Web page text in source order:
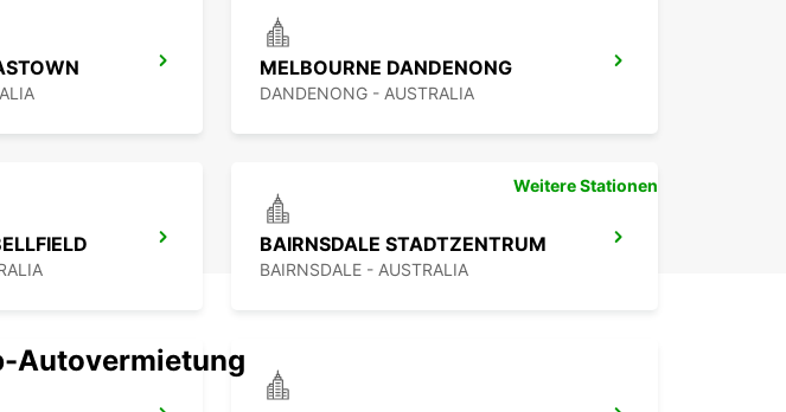
MELBOURNE DANDENONG
DANDENONG - AUSTRALIA
BAIRNSDALE STADTZENTRUM
BAIRNSDALE - AUSTRALIA
Weitere Stationen
Autovermietung